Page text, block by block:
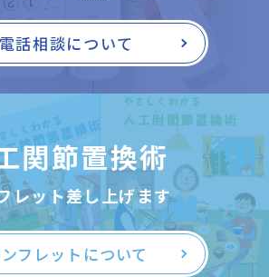
電話相談について
関節置換術
レット差し上げます
フレットについて